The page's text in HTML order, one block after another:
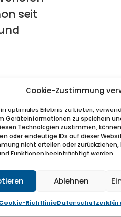
Cookie-Zustimmung
optimales Erlebnis zu bieten,
Geräteinformationen zu speichern
Technologien zustimmen,
oder eindeutige IDs auf dieser
nicht erteilen oder
Funktionen beeinträchtigt werden.
Ablehnen
Cookie-Richtlinie
seit